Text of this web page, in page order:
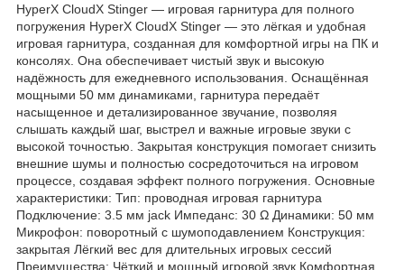
HyperX CloudX Stinger — игровая гарнитура для полного
погружения HyperX CloudX Stinger — это лёгкая и удобная
игровая гарнитура, созданная для комфортной игры на ПК и
консолях. Она обеспечивает чистый звук и высокую
надёжность для ежедневного использования. Оснащённая
мощными 50 мм динамиками, гарнитура передаёт
насыщенное и детализированное звучание, позволяя
слышать каждый шаг, выстрел и важные игровые звуки с
высокой точностью. Закрытая конструкция помогает снизить
внешние шумы и полностью сосредоточиться на игровом
процессе, создавая эффект полного погружения. Основные
характеристики: Тип: проводная игровая гарнитура
Подключение: 3.5 мм jack Импеданс: 30 Ω Динамики: 50 мм
Микрофон: поворотный с шумоподавлением Конструкция:
закрытая Лёгкий вес для длительных игровых сессий
Преимущества: Чёткий и мощный игровой звук Комфортная